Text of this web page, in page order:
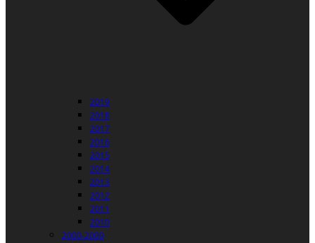
2019
2018
2017
2016
2015
2014
2013
2012
2011
2010
2000-2009